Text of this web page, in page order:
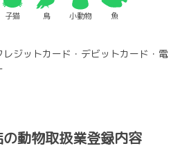
子猫 鳥 小動物 魚
レジットカード・デビットカード・電
動物取扱業登録内容